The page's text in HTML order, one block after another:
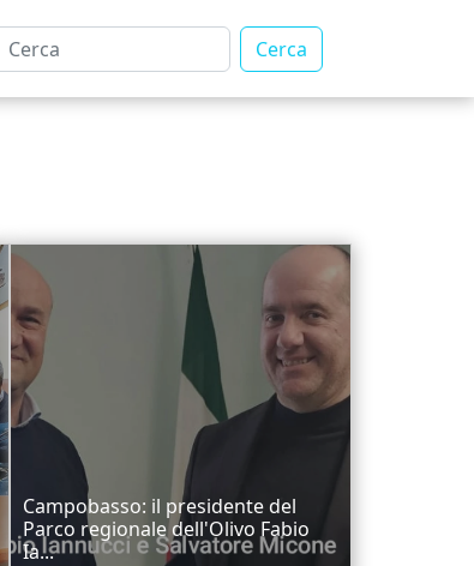
Cerca
Campobasso: il presidente del
Parco regionale dell'Olivo Fabio
Ia...